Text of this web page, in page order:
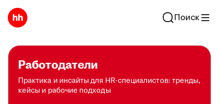
Поиск
Работодатели
Практика и инсайты для HR-специалистов: тренды,
кейсы и рабочие подходы